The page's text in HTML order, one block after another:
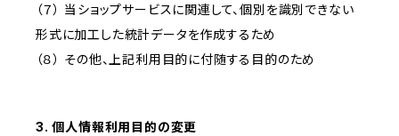
（７） 当ショップサービスに関連して、個別を識別できない
形式に加工した統計データを作成するため
（８） その他、上記利用目的に付随する目的のため
3. 個人情報利用目的の変更